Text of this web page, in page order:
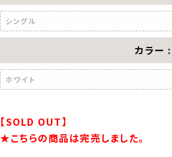
シングル
カラー
ホワイト
【SOLD OUT】
★こちらの商品は完売しました。